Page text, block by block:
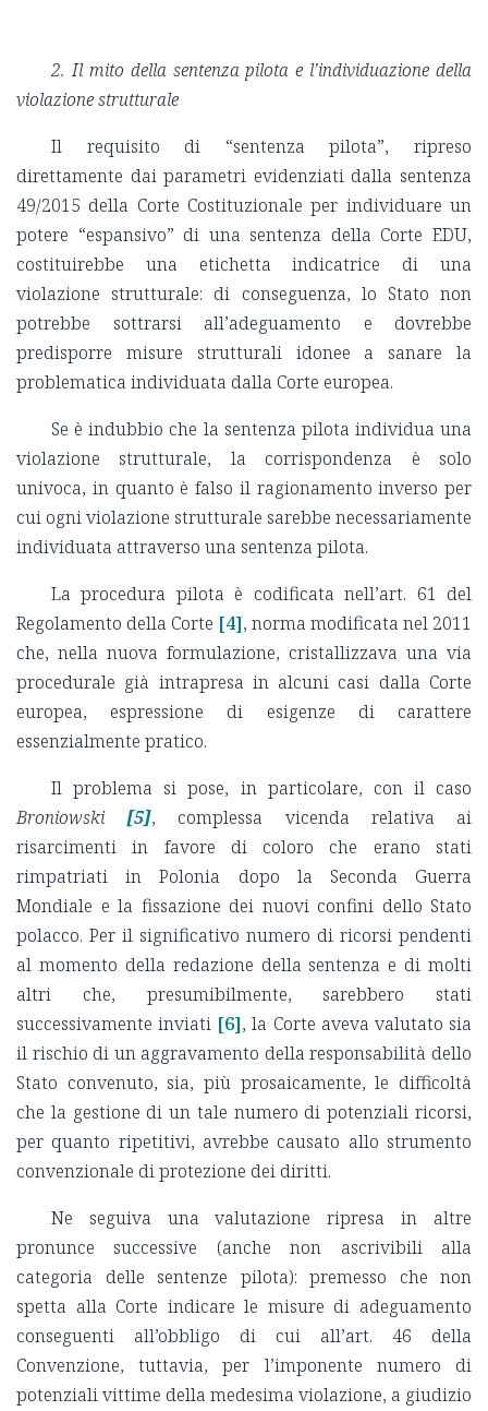
2. Il mito della sentenza pilota e l’individuazione della
violazione strutturale
Il requisito di “sentenza pilota”, ripreso
direttamente dai parametri evidenziati dalla sentenza
49/2015 della Corte Costituzionale per individuare un
potere “espansivo” di una sentenza della Corte EDU,
costituirebbe una etichetta indicatrice di una
violazione strutturale: di conseguenza, lo Stato non
potrebbe sottrarsi all’adeguamento e dovrebbe
predisporre misure strutturali idonee a sanare la
problematica individuata dalla Corte europea.
Se è indubbio che la sentenza pilota individua una
violazione strutturale, la corrispondenza è solo
univoca, in quanto è falso il ragionamento inverso per
cui ogni violazione strutturale sarebbe necessariamente
individuata attraverso una sentenza pilota.
La procedura pilota è codificata nell’art. 61 del
Regolamento della Corte [4], norma modificata nel 2011
che, nella nuova formulazione, cristallizzava una via
procedurale già intrapresa in alcuni casi dalla Corte
europea, espressione di esigenze di carattere
essenzialmente pratico.
Il problema si pose, in particolare, con il caso
Broniowski
[5], complessa vicenda relativa ai
risarcimenti in favore di coloro che erano stati
rimpatriati in Polonia dopo la Seconda Guerra
Mondiale e la fissazione dei nuovi confini dello Stato
polacco. Per il significativo numero di ricorsi pendenti
al momento della redazione della sentenza e di molti
altri che, presumibilmente, sarebbero stati
successivamente inviati [6], la Corte aveva valutato sia
il rischio di un aggravamento della responsabilità dello
Stato convenuto, sia, più prosaicamente, le difficoltà
che la gestione di un tale numero di potenziali ricorsi,
per quanto ripetitivi, avrebbe causato allo strumento
convenzionale di protezione dei diritti.
Ne seguiva una valutazione ripresa in altre
pronunce successive (anche non ascrivibili alla
categoria delle sentenze pilota): premesso che non
spetta alla Corte indicare le misure di adeguamento
conseguenti all’obbligo di cui all’art. 46 della
Convenzione, tuttavia, per l’imponente numero di
potenziali vittime della medesima violazione, a giudizio